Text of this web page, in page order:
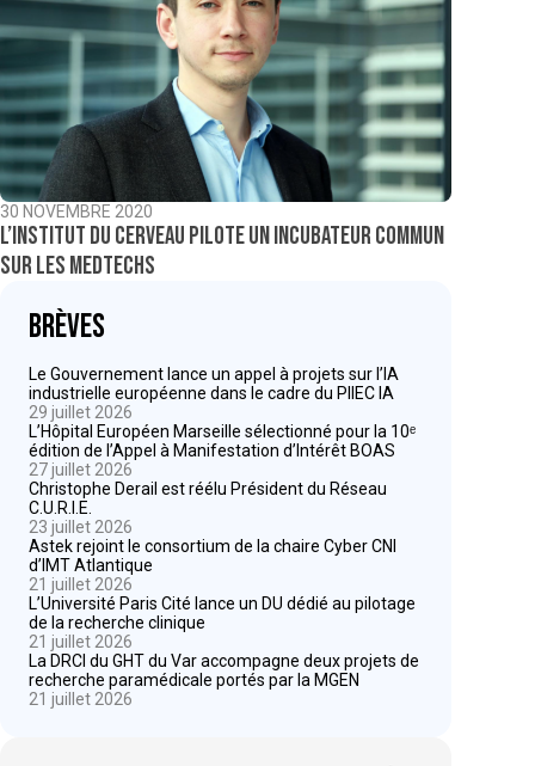
30 NOVEMBRE 2020
L’Institut du cerveau pilote un incubateur commun
sur les medtechs
Brèves
Le Gouvernement lance un appel à projets sur l’IA
industrielle européenne dans le cadre du PIIEC IA
29 juillet 2026
L’Hôpital Européen Marseille sélectionné pour la 10ᵉ
édition de l’Appel à Manifestation d’Intérêt BOAS
27 juillet 2026
Christophe Derail est réélu Président du Réseau
C.U.R.I.E.
23 juillet 2026
Astek rejoint le consortium de la chaire Cyber CNI
d’IMT Atlantique
21 juillet 2026
L’Université Paris Cité lance un DU dédié au pilotage
de la recherche clinique
21 juillet 2026
La DRCI du GHT du Var accompagne deux projets de
recherche paramédicale portés par la MGEN
21 juillet 2026